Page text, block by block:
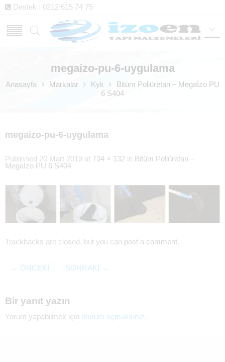
Destek : 0212 615 74 75
megaizo-pu-6-uygulama
Anasayfa Markalar Kyk
Bitüm Poliüretan – Megaİzo PU
6 S404
megaizo-pu-6-uygulama
Published 20 Mart 2019 at 734 × 132 in Bitüm Poliüretan –
Megaİzo PU 6 S404
Trackbacks are closed, but you can post a comment.
← ÖNCEKI SONRAKI →
Bir yanıt yazın
Yorum yapabilmek için oturum açmalısınız.